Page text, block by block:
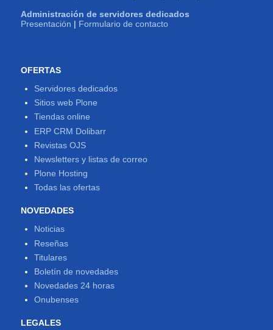
Administración de servidores dedicados
Presentación | Formulario de contacto
OFERTAS
Servidores dedicados
Sitios web Plone
Tiendas online
ERP CRM Dolibarr
Revistas OJS
Newsletters y listas de correo
Plone Hosting
Todas las ofertas
NOVEDADES
Noticias
Reseñas
Titulares
Boletín de novedades
Novedades 24 horas
Onubenses
LEGALES